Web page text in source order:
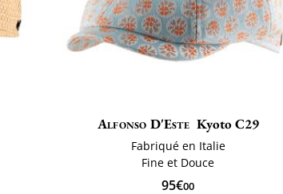
Alfonso D'Este Kyoto C29
Fabriqué en Italie
Fine et Douce
95€00